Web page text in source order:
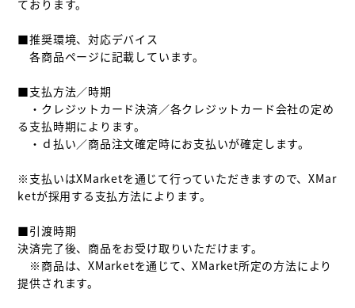
ております。
■推奨環境、対応デバイス
各商品ページに記載しています。
■支払方法／時期
・クレジットカード決済／各クレジットカード会社の定め
る支払時期によります。
・ｄ払い／商品注文確定時にお支払いが確定します。
※支払いはXMarketを通じて行っていただきますので、XMar
ketが採用する支払方法によります。
■引渡時期
決済完了後、商品をお受け取りいただけます。
※商品は、XMarketを通じて、XMarket所定の方法により
提供されます。